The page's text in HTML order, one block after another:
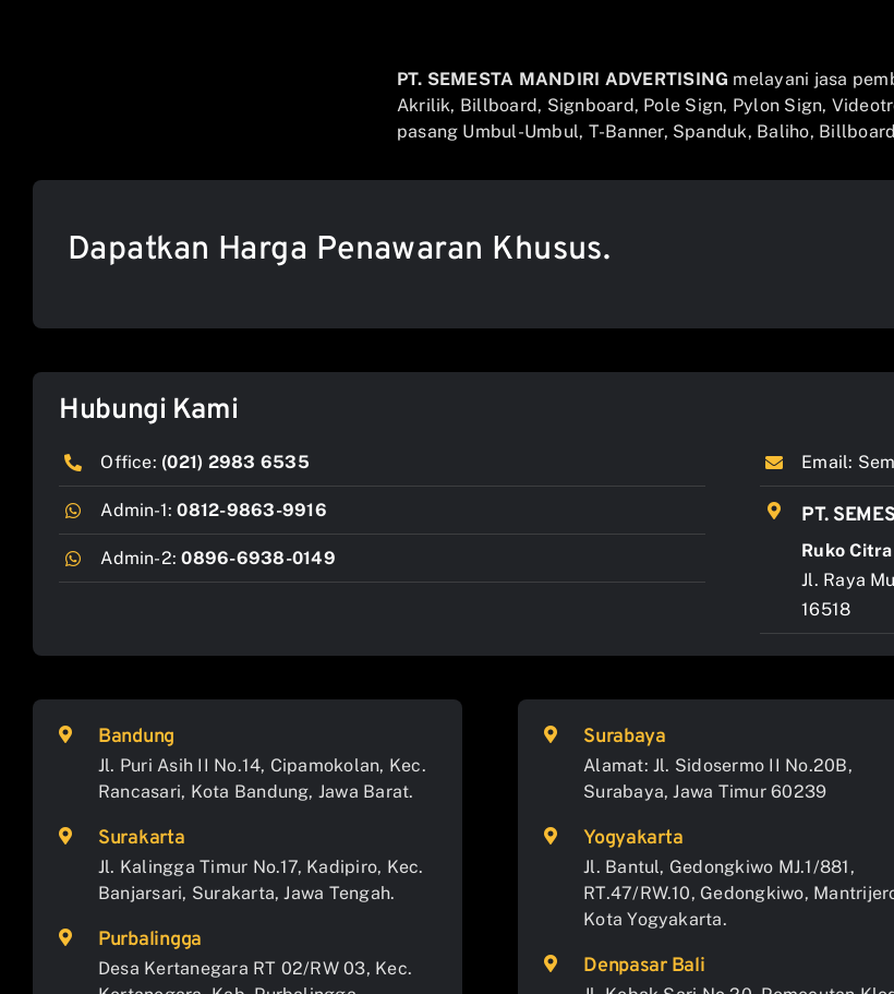
PT. SEMESTA MANDIRI ADVERTISING melayani jasa
Akrilik, Billboard, Signboard, Pole Sign, Pylon Sign,
pasang Umbul-Umbul, T-Banner, Spanduk, Baliho,
Dapatkan Harga Penawaran Khusus.
Hubungi Kami
Office: (021) 2983 6535
Admin-1:0812-9863-9916
Admin-2:0896-6938-0149
Email:
PT.
Ruko
Jl. Raya
16518
Bandung
Jl. Puri Asih II No.14, Cipamokolan, Kec.
Rancasari, Kota Bandung, Jawa Barat.
Surakarta
Jl. Kalingga Timur No.17, Kadipiro, Kec.
Banjarsari, Surakarta, Jawa Tengah.
Purbalingga
Desa Kertanegara RT 02/RW 03, Kec.
Surabaya
Alamat: Jl. Sidosermo II No.20B,
Surabaya, Jawa Timur 60239
Yogyakarta
Jl. Bantul, Gedongkiwo MJ.1/881,
RT.47/RW.10, Gedongkiwo,
Kota Yogyakarta.
Denpasar Bali